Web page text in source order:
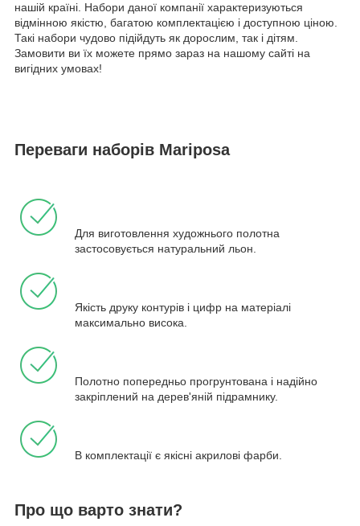
нашій країні. Набори даної компанії характеризуються
відмінною якістю, багатою комплектацією і доступною ціною.
Такі набори чудово підійдуть як дорослим, так і дітям.
Замовити ви їх можете прямо зараз на нашому сайті на
вигідних умовах!
Переваги наборів Mariposa
Для виготовлення художнього полотна
застосовується натуральний льон.
Якість друку контурів і цифр на матеріалі
максимально висока.
Полотно попередньо прогрунтована і надійно
закріплений на дерев'яній підрамнику.
В комплектації є якісні акрилові фарби.
Про що варто знати?